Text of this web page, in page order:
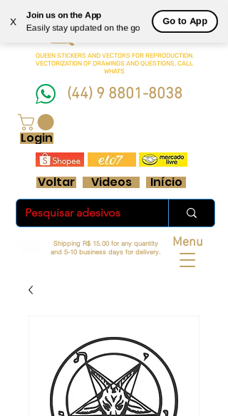
X
Join us on the App
Easily stay updated on the go
Go to App
QUEEN STICKERSAND VECTORS FOR REPRODUCTION.
VECTORIZATION OF DRAWINGS AND QUESTIONS, CALL
WHATS
(44) 9 8801-8038
Início
Menu
Shipping R$ 15.00 for any quantity
and 5-10 business days for delivery.
Login
Voltar Videos
Queen
Adesivos Ltda.